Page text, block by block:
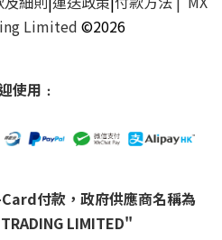
Limited ©2026
使用﹕
付款，政府供應商名稱為
LIMITED"